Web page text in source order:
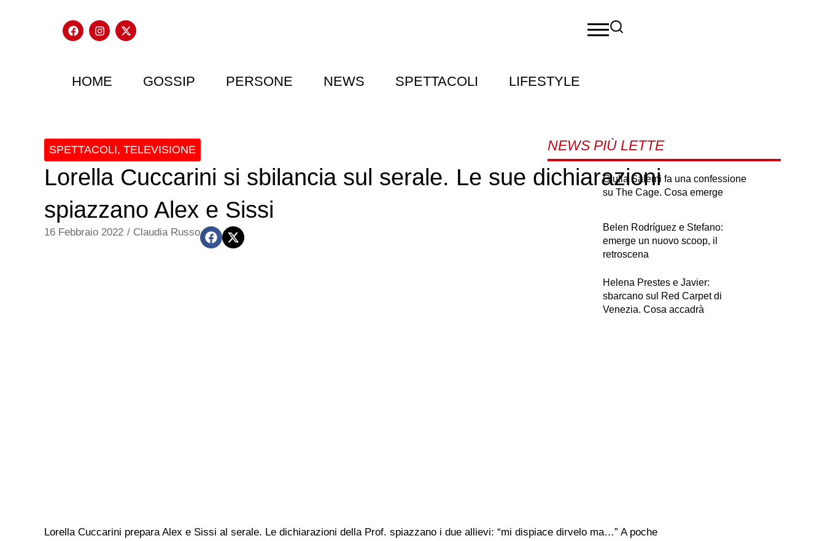
HOME GOSSIP PERSONE NEWS SPETTACOLI LIFESTYLE
SPETTACOLI, TELEVISIONE
Lorella Cuccarini si sbilancia sul serale. Le sue dichiarazioni
spiazzano Alex e Sissi
16 Febbraio 2022 / Claudia Russo
Lorella Cuccarini prepara Alex e Sissi al serale. Le dichiarazioni della Prof. spiazzano i due allievi: “mi dispiace dirvelo ma…” A poche
NEWS PIÙ LETTE
Giulia Salemi fa una confessione
su The Cage. Cosa emerge
Belen Rodríguez e Stefano:
emerge un nuovo scoop, il
retroscena
Helena Prestes e Javier:
sbarcano sul Red Carpet di
Venezia. Cosa accadrà